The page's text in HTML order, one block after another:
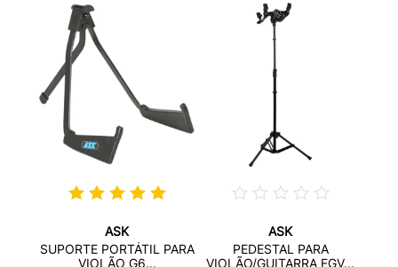
ASK
SUPORTE PORTÁTIL PARA
VIOLÃO G6...
ASK
PEDESTAL PARA
VIOLÃO/GUITARRA EGV...